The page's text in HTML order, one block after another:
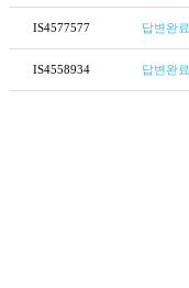
IS4577577 답변완료
IS4558934 답변완료